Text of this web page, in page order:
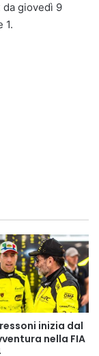
da giovedì 9
1.
inizia dal
nella FIA